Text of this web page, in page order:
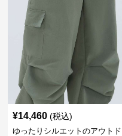
¥14,460 (税込)
ゆったりシルエットのアウトド